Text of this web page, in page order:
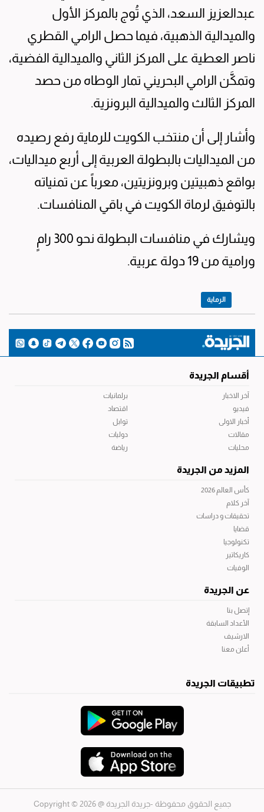
عبدالعزيز السعد، الذي تُوج بالمركز الأول
والميدالية الذهبية، فيما حصل الرامي القطري
ناصر العطية على المركز الثاني والميدالية الفضية،
وتمكَّن الرامي البحريني تمار الوطاه من حصد
المركز الثالث والميدالية البرونزية.
وأشار إلى أن منتخب الكويت للرماية رفع رصيده
من الميداليات بالبطولة العربية إلى أربع ميداليات،
بواقع ذهبيتين وبرونزيتين، معرباً عن تمنياته
بالتوفيق لرماة الكويت في باقي المنافسات.
ويشارك في منافسات البطولة نحو 300 رامٍ
ورامية من 19 دولة عربية.
الرماية
أقسام الجريدة
آخر الاخبار
فيديو
أخبار الاولى
مقالات
محليات
برلمانيات
اقتصاد
توابل
دوليات
رياضة
المزيد من الجريدة
كأس العالم 2026
آخر كلام
تحقيقات و دراسات
قضايا
تكنولوجيا
كاريكاتير
الوفيات
عن الجريدة
إتصل بنا
الأعداد السابقة
الارشيف
أعلن معنا
تطبيقات الجريدة
جميع الحقوق محفوظة -جريدة الجريدة@ 2026 © Copyright